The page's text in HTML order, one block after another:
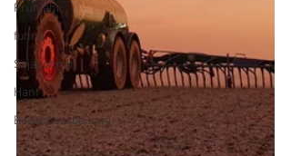
Frühjahr
funny
Sojabohnen
Hanf
Bodenbearbeitung